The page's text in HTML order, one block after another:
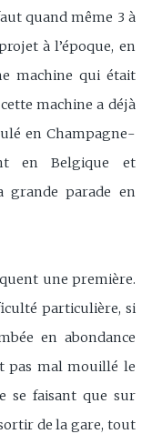
quand même 3 à
à l’époque, en
machine qui était
machine a déjà
en Champagne-
en Belgique et
grande parade en
une première.
particulière, si
en abondance
pas mal mouillé le
se faisant que sur
de la gare, tout